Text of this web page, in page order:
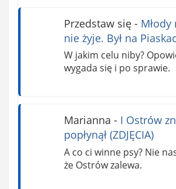
Przedstaw się- Młody
nie żyje. Był na
W jakim celu niby?
wygada się i po sprawie.
Marianna - I Ostrów
popłynął (ZDJĘCIA)
A co ci winne psy? Nie
że Ostrów zalewa.